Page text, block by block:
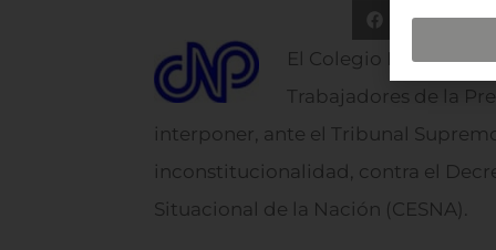
FACEBOOK
El Colegio Nacional
Trabajadores de la
interponer, ante el Tribunal
inconstitucionalidad, contra el
Situacional de la Nación (CESNA).